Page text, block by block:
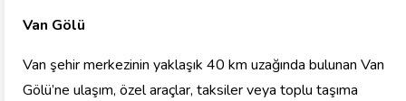
Van Gölü
Van şehir merkezinin yaklaşık 40 km uzağında bulunan Van
Gölü’ne ulaşım, özel araçlar, taksiler veya toplu taşıma